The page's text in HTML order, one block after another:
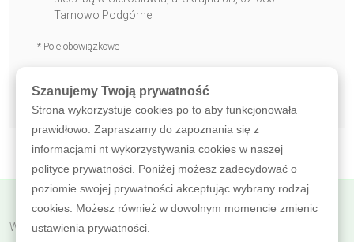
Tarnowo Podgórne.
* Pole obowiązkowe
WYŚLIJ WIADOMOŚĆ
Wróć do poprzedniej
Szanujemy Twoją prywatność
Strona wykorzystuje cookies po to aby funkcjonowała
prawidłowo. Zapraszamy do zapoznania się z
informacjami nt wykorzystywania cookies w naszej
polityce prywatności. Poniżej możesz zadecydować o
poziomie swojej prywatności akceptując wybrany rodzaj
cookies. Możesz również w dowolnym momencie zmienic
ustawienia prywatności.